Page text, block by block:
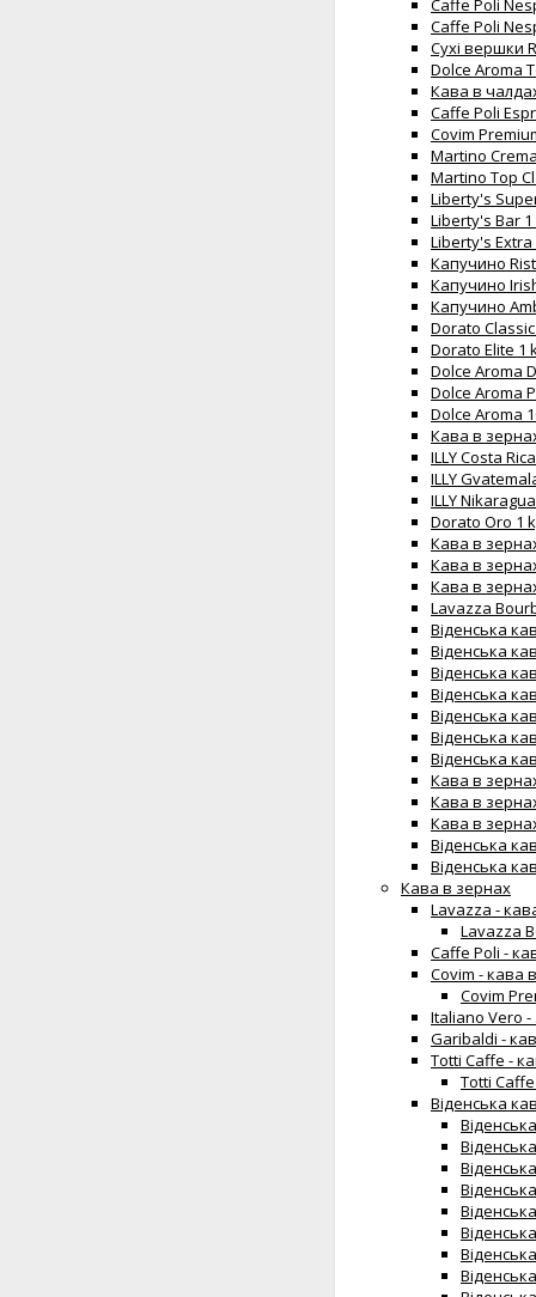
Caffe Poli
Caffe Poli
Сухі вершки
Dolce Aroma
Кава в
Caffe Poli
Covim
Martino
Martino Top
Liberty's
Liberty's Bar
Liberty's
Капучино
Капучино
Капучино
Dorato
Dorato Elite 1
Dolce Aroma
Dolce Aroma
Dolce Aroma
Кава в
ILLY Costa
ILLY
ILLY
Dorato Oro 1
Кава в
Кава в
Кава в
Lavazza
Віденська
Віденська
Віденська
Віденська
Віденська
Віденська
Віденська
Кава в
Кава в
Кава в
Віденська
Віденська
Кава в зернах
Lavazza -
Lavazza
Caffe Poli -
Covim - кава
Covim
Italiano Vero
Garibaldi -
Totti Caffe -
Totti
Віденська